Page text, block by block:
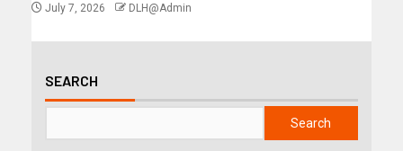
July 7, 2026 DLH@Admin
SEARCH
Search